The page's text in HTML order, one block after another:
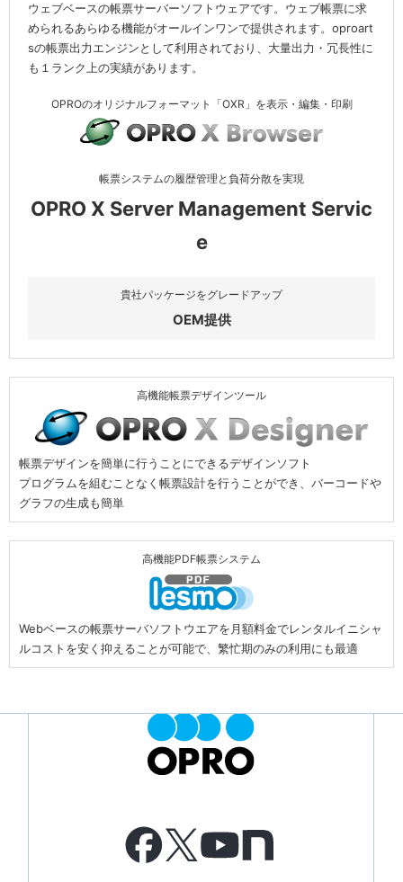
イベント＆セミナー
IR情報
お問い合わせ
ウェブベースの帳票サーバーソフトウェアです。ウェブ帳票に求
められるあらゆる機能がオールインワンで提供されます。oproart
sの帳票出力エンジンとして利用されており、大量出力・冗長性に
も１ランク上の実績があります。
OPROのオリジナルフォーマット「OXR」を表示・編集・印刷
帳票システムの履歴管理と負荷分散を実現
OPRO X Server Management Servic
e
貴社パッケージをグレードアップ
OEM提供
高機能帳票デザインツール
帳票デザインを簡単に行うことにできるデザインソフト
プログラムを組むことなく帳票設計を行うことができ、バーコードや
グラフの生成も簡単
高機能PDF帳票システム
Webベースの帳票サーバソフトウエアを月額料金でレンタルイニシャ
ルコストを安く抑えることが可能で、繁忙期のみの利用にも最適